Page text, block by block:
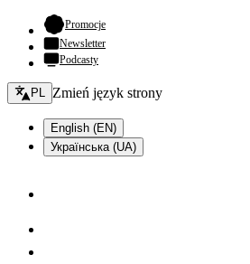
Promocje- otwiera się w nowej karcie
Newsletter
Podcasty
Zmień język - bieżący:
PL Zmień język strony
English (EN)
Українська (UA)